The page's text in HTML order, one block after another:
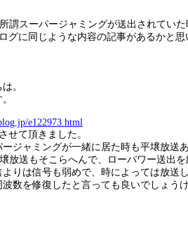
謂スーパージャミングが送出されてい
グに同じような内容の記事があるかと思
。
e122973.html
せて頂きました。
ジャミングが一緒に居た時も平壌放送
放送もそこらへんで、ローパワー送出
りは信号も弱めで、時によっては放送
数を修復したと言っても良いでしょう